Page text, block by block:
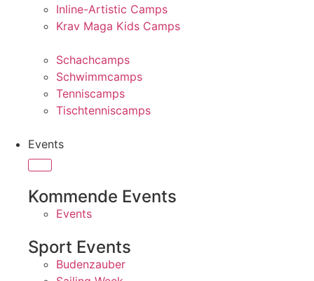
Inline-Artistic Camps
Krav Maga Kids Camps
Schachcamps
Schwimmcamps
Tenniscamps
Tischtenniscamps
Events
Kommende Events
Events
Sport Events
Budenzauber